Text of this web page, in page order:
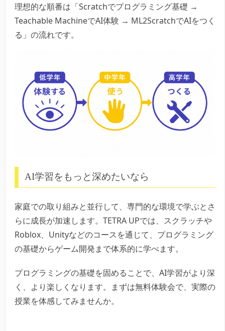
理想的な順番は「Scratchでプログラミング基礎 →
Teachable MachineでAI体験 → ML2ScratchでAIをつく
る」の流れです。
AI学習をもっと深めたいなら
家庭での取り組みと並行して、専門的な環境で学ぶとさ
らに成長が加速します。TETRA UPでは、スクラッチや
Roblox、Unityなどのコースを通じて、プログラミング
の基礎からゲーム開発まで体系的に学べます。
プログラミングの基礎を固めることで、AI学習がより深
く、より楽しくなります。まずは無料体験会で、実際の
授業を体感してみませんか。